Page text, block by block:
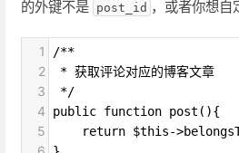
的外键不是 post_id ，或者你想自
1 /**
2 * 获取评论对应的博客文章
3 */
4 public function post(){
5
return $this-